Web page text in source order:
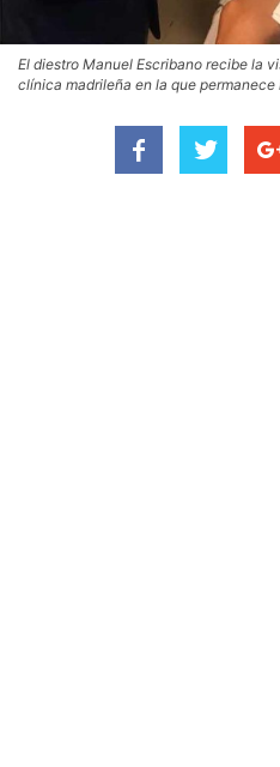
El diestro Manuel Escribano recibe la
clínica madrileña en la que permanece